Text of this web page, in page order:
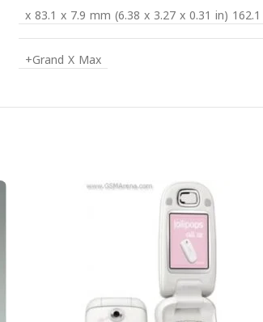
162.1 x 83.1 x 7.9 mm (6.38 x 3.27 x 0.31 in)
Grand X Max+